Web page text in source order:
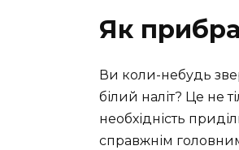
Як
Ви коли-небудь
білий наліт? Це не
необхідність
справжнім